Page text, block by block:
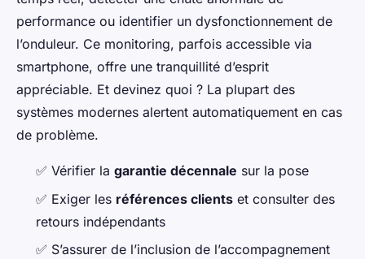
performance ou identifier un dysfonctionnement de
l’onduleur. Ce monitoring, parfois accessible via
smartphone, offre une tranquillité d’esprit
appréciable. Et devinez quoi ? La plupart des
systèmes modernes alertent automatiquement en cas
de problème.
✅ Vérifier la garantie décennale sur la pose
✅ Exiger les références clients et consulter des
retours indépendants
✅ S’assurer de l’inclusion de l’accompagnement